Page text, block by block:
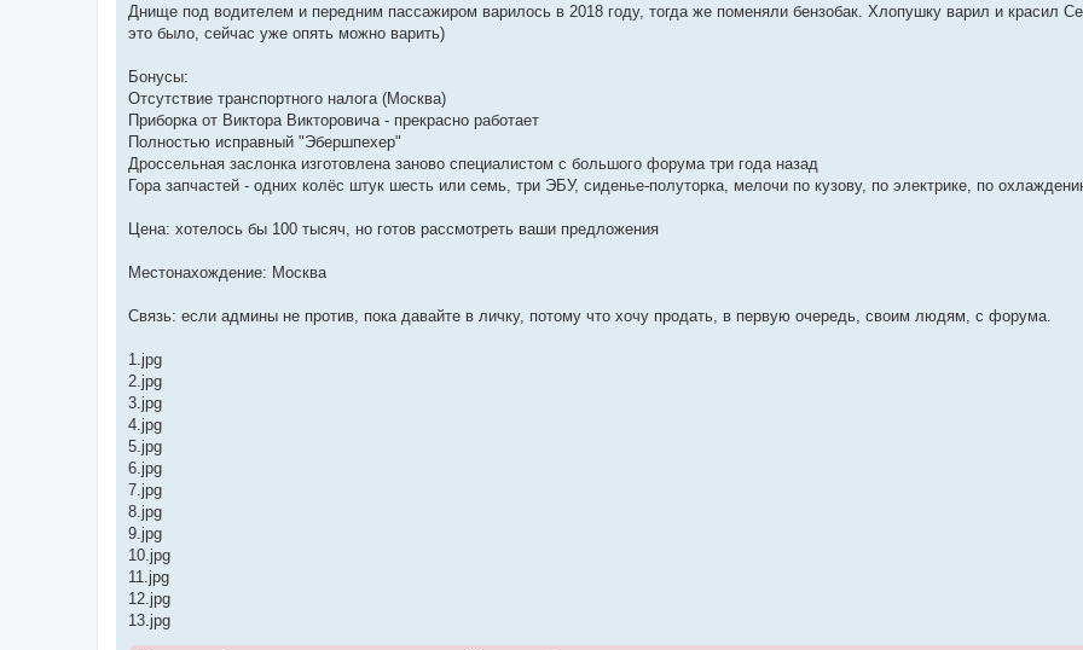
Днище под водителем и передним пассажиром варилось в 2018 году, тогда же поменяли бензобак. Хлопушку варил и красил
это было, сейчас уже опять можно варить)
Бонусы:
Отсутствие транспортного налога (Москва)
Приборка от Виктора Викторовича - прекрасно работает
Полностью исправный "Эбершпехер"
Дроссельная заслонка изготовлена заново специалистом с большого форума три года назад
Гора запчастей - одних колёс штук шесть или семь, три ЭБУ, сиденье-полуторка, мелочи по кузову, по электрике, по
Цена: хотелось бы 100 тысяч, но готов рассмотреть ваши предложения
Местонахождение: Москва
Связь: если админы не против, пока давайте в личку, потому что хочу продать, в первую очередь, своим людям, с форума.
1.jpg
2.jpg
3.jpg
4.jpg
5.jpg
6.jpg
7.jpg
8.jpg
9.jpg
10.jpg
11.jpg
12.jpg
13.jpg